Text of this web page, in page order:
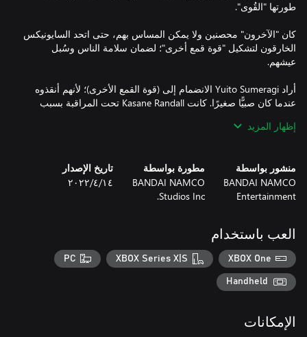
كان "الآخرون" محصنين ولا يمكن المساس بهم، حتى اتحد السايونيكس
الخارقون لتشكيل "قوة قمع أخرى"؛ لضمان سلامة الناس وسُبل
أراد Yuito Sumeragi الانضمام إلى (قوة القمع الأخرى)؛ لأنهم أنقذوه
عندما كان صبيًّا صغيرًا. كانت Kasane Randall تحت المراقبة بسبب
الذهني في صفوف (قوة القمع الأخرى)؛ مما يؤدي إلى تعزيز معرفتهما
جرّب قصة مثيرة في عالم طورته العقول والتكنولوجيا في دور
مستخدم التحريك الذهني الذي يقاتل مع حلفائه الموهوبين بنفس القدر
*لضمان أفضل تجربة لعب في اللعبة الكاملة، فإن بعض الوظائف
محدودة في الإصدار التجريبي.
إظهار المزيد
منشور بواسطة
BANDAI NAMCO
Entertainment
مطورة بواسطة
BANDAI NAMCO
Studios Inc.
تاريخ الإصدار
١٤‏/٤‏/٢٠٢٢
العب باستخدام
XBOX One
XBOX Series X|S
PC
Handheld
الإمكانات